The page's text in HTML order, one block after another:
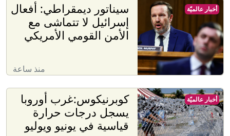
سيناتور ديمقراطي: أفعال
إسرائيل لا تتماشى مع
الأمن القومي الأمريكي
منذ ساعة
أخبار عالميّة
كوبرنيكوس:غرب أوروبا
يسجل درجات حرارة
قياسية في يونيو ويوليو
أخبار عالميّة